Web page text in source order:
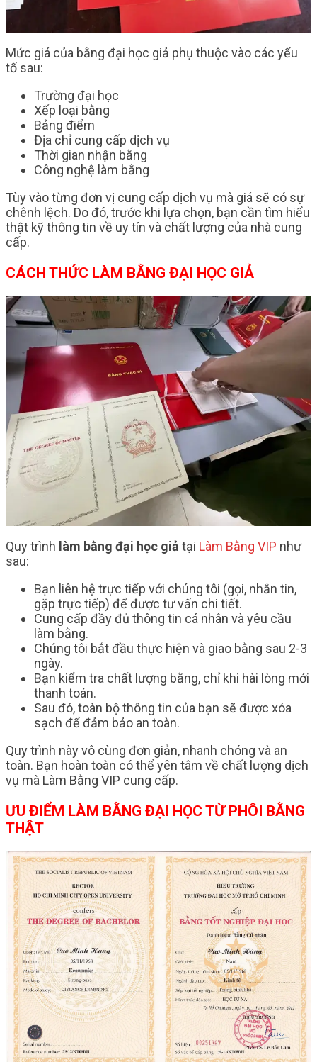
Mức giá của bằng đại học giả phụ thuộc vào các yếu
tố sau:
Trường đại học
Xếp loại bằng
Bảng điểm
Địa chỉ cung cấp dịch vụ
Thời gian nhận bằng
Công nghệ làm bằng
Tùy vào từng đơn vị cung cấp dịch vụ mà giá sẽ có sự
chênh lệch. Do đó, trước khi lựa chọn, bạn cần tìm hiểu
thật kỹ thông tin về uy tín và chất lượng của nhà cung
cấp.
CÁCH THỨC LÀM BẰNG ĐẠI HỌC GIẢ
Quy trình làm bằng đại học giả tại Làm Bằng VIP như
sau:
Bạn liên hệ trực tiếp với chúng tôi (gọi, nhắn tin,
gặp trực tiếp) để được tư vấn chi tiết.
Cung cấp đầy đủ thông tin cá nhân và yêu cầu
làm bằng.
Chúng tôi bắt đầu thực hiện và giao bằng sau 2-3
ngày.
Bạn kiểm tra chất lượng bằng, chỉ khi hài lòng mới
thanh toán.
Sau đó, toàn bộ thông tin của bạn sẽ được xóa
sạch để đảm bảo an toàn.
Quy trình này vô cùng đơn giản, nhanh chóng và an
toàn. Bạn hoàn toàn có thể yên tâm về chất lượng dịch
vụ mà Làm Bằng VIP cung cấp.
ƯU ĐIỂM LÀM BẰNG ĐẠI HỌC TỪ PHÔI BẰNG
THẬT